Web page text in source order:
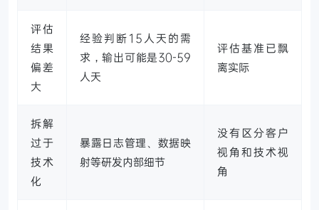
评估
结果
偏差
大
经验判断15人天的需
求，输出可能是30-59
人天
评估基准已飘
离实际
拆解
过于
技术
化
暴露日志管理、数据映
射等研发内部细节
没有区分客户
视角和技术视
角